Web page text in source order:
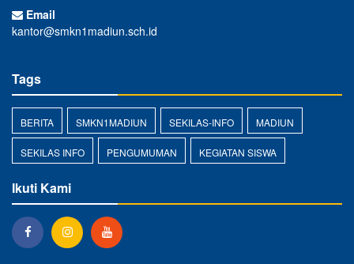
Email
kantor@smkn1madiun.sch.id
Tags
BERITA SMKN1MADIUN SEKILAS-INFO MADIUN
SEKILAS INFO PENGUMUMAN KEGIATAN SISWA
Ikuti Kami